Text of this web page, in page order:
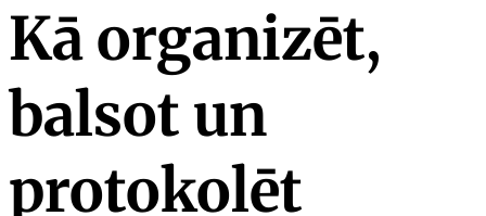
Kā organizēt,
balsot un
protokolēt